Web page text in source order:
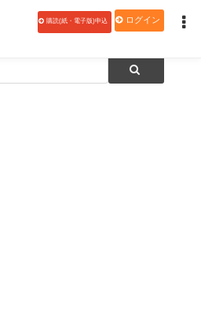
購読(紙・電子版)申込 ログイン